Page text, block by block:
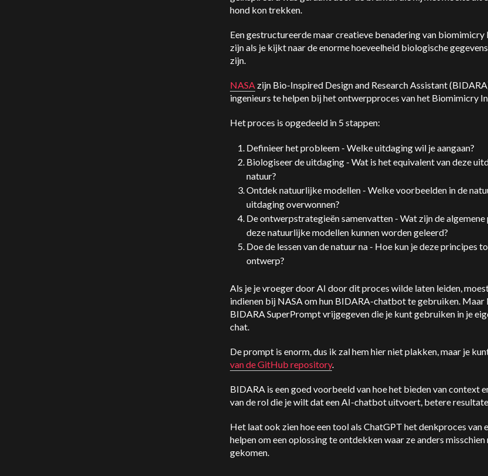
hond kon trekken.
Een gestructureerde maar creatieve benadering van biomimicry
zijn als je kijkt naar de enorme hoeveelheid biologische
zijn.
NASA zijn Bio-Inspired Design and Research Assistant
ingenieurs te helpen bij het ontwerpproces van het Biomimicry
Het proces is opgedeeld in 5 stappen:
Definieer het probleem - Welke uitdaging wil je aangaan?
Biologiseer de uitdaging - Wat is het equivalent van deze
natuur?
Ontdek natuurlijke modellen - Welke voorbeelden in de
uitdaging overwonnen?
De ontwerpstrategieën samenvatten - Wat zijn de
deze natuurlijke modellen kunnen worden geleerd?
Doe de lessen van de natuur na - Hoe kun je deze principes
ontwerp?
Als je je vroeger door AI door dit proces wilde laten leiden,
indienen bij NASA om hun BIDARA-chatbot te gebruiken. Maar
BIDARA SuperPrompt vrijgegeven die je kunt gebruiken in je
chat.
De prompt is enorm, dus ik zal hem hier niet plakken, maar je
van de GitHub repository.
BIDARA is een goed voorbeeld van hoe het bieden van context
van de rol die je wilt dat een AI-chatbot uitvoert, betere
Het laat ook zien hoe een tool als ChatGPT het denkproces van
helpen om een oplossing te ontdekken waar ze anders
gekomen.